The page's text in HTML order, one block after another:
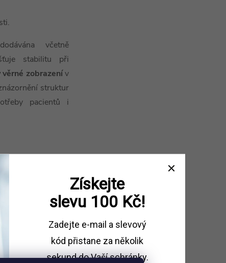
včetně
stabilitu při
zobrazenív
struktur
pacientů i
Získejte
slevu 100 Kč!
Zadejte e-mail a slevový
kód přistane za několik
sekund do Vaší schránky.